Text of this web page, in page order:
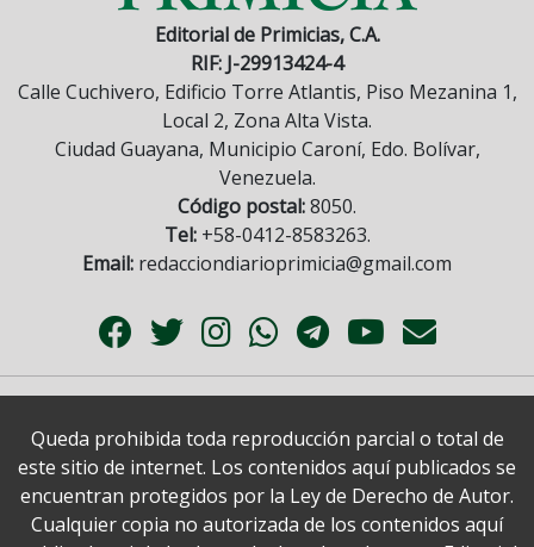
Editorial de Primicias, C.A.
RIF: J-29913424-4
Calle Cuchivero, Edificio Torre Atlantis, Piso Mezanina 1,
Local 2, Zona Alta Vista.
Ciudad Guayana, Municipio Caroní, Edo. Bolívar,
Venezuela.
Código postal:8050.
Tel:+58-0412-8583263.
Email: redacciondiarioprimicia@gmail.com
Queda prohibida toda reproducción parcial o total de
este sitio de internet. Los contenidos aquí publicados se
encuentran protegidos por la Ley de Derecho de Autor.
Cualquier copia no autorizada de los contenidos aquí